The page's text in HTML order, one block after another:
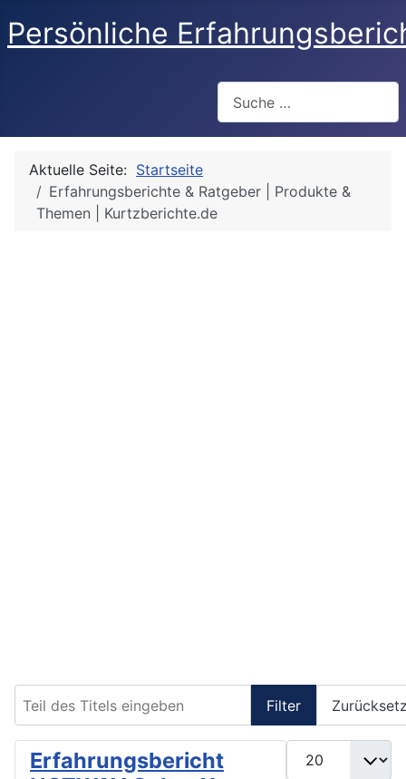
Persönliche
Aktuelle Seite: Startseite
Erfahrungsberichte & Ratgeber | Produkte &
Themen | Kurtzberichte.de
Filter
Anzeige #
Erfahrungsbericht